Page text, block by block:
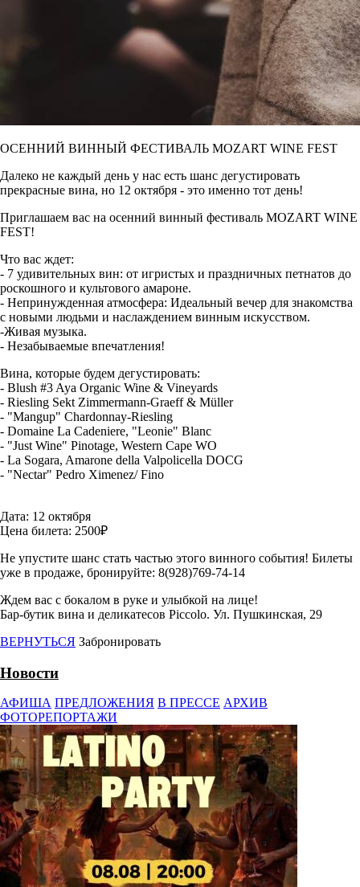
ОСЕННИЙ ВИННЫЙ ФЕСТИВАЛЬ MOZART WINE FEST
Далеко не каждый день у нас есть шанс дегустировать
прекрасные вина, но 12 октября - это именно тот день!
Приглашаем вас на осенний винный фестиваль MOZART WINE
FEST!
Что вас ждет:
- 7 удивительных вин: от игристых и праздничных петнатов до
роскошного и культового амароне.
- Непринужденная атмосфера: Идеальный вечер для знакомства
с новыми людьми и наслаждением винным искусством.
-Живая музыка.
- Незабываемые впечатления!
Вина, которые будем дегустировать:
- Blush #3 Aya Organic Wine & Vineyards
- Riesling Sekt Zimmermann-Graeff & Müller
- "Mangup" Chardonnay-Riesling
- Domaine La Cadeniere, "Leonie" Blanc
- "Just Wine" Pinotage, Western Cape WO
- La Sogara, Amarone della Valpolicella DOCG
- "Nectar" Pedro Ximenez/ Fino
Дата: 12 октября
Цена билета: 2500₽
Не упустите шанс стать частью этого винного события! Билеты
уже в продаже, бронируйте: 8(928)769-74-14
Ждем вас с бокалом в руке и улыбкой на лице!
Бар-бутик вина и деликатесов Piccolo. Ул. Пушкинская, 29
ВЕРНУТЬСЯ Забронировать
Новости
АФИША ПРЕДЛОЖЕНИЯ В ПРЕССЕ АРХИВ
ФОТОРЕПОРТАЖИ